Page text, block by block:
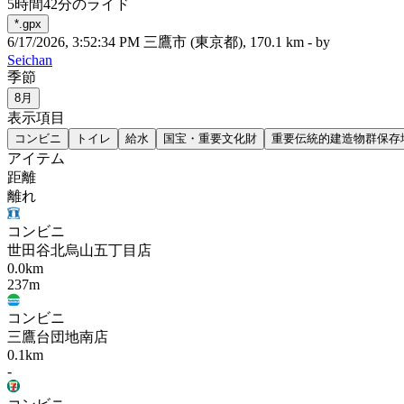
5時間42分のライド
*.gpx
6/17/2026, 3:52:34 PM 三鷹市 (東京都), 170.1 km - by
Seichan
季節
8月
表示項目
コンビニ トイレ 給水 国宝・重要文化財 重要伝統的建造物群保存
アイテム
距離
離れ
コンビニ
世田谷北烏山五丁目店
0.0km
237m
コンビニ
三鷹台団地南店
0.1km
-